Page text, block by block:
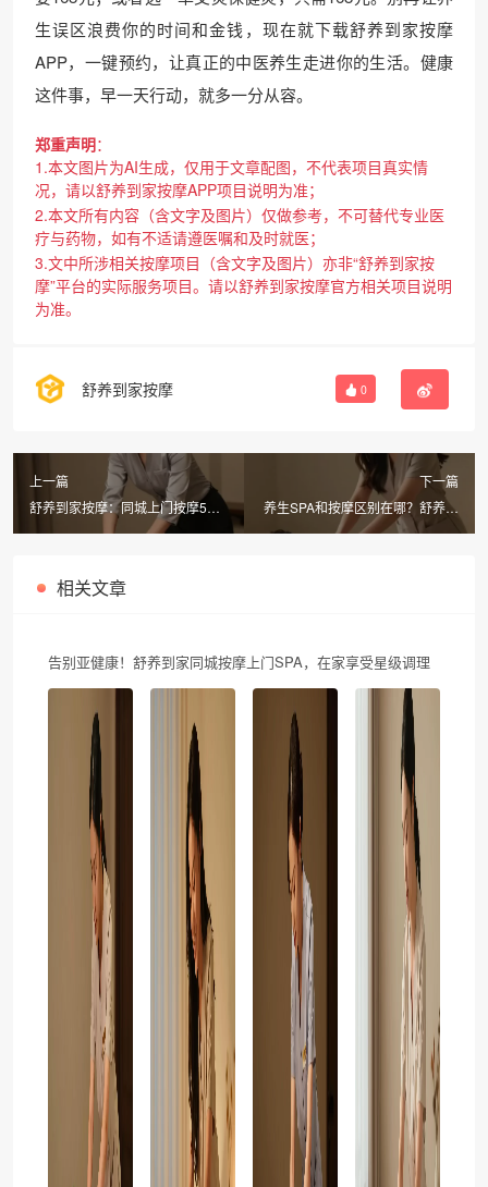
生误区浪费你的时间和金钱，现在就下载舒养到家按摩
APP，一键预约，让真正的中医养生走进你的生活。健康
这件事，早一天行动，就多一分从容。
郑重声明：
1.本文图片为AI生成，仅用于文章配图，不代表项目真实情
况，请以舒养到家按摩APP项目说明为准；
2.本文所有内容（含文字及图片）仅做参考，不可替代专业医
疗与药物，如有不适请遵医嘱和及时就医；
3.文中所涉相关按摩项目（含文字及图片）亦非“舒养到家按
摩”平台的实际服务项目。请以舒养到家按摩官方相关项目说明
为准。
舒养到家按摩 0
上一篇
舒养到家按摩：同城上门按摩5大
项目，30分钟到家，躺着享受！
下一篇
养生SPA和按摩区别在哪？舒养到
家按摩同城上门体验对比
相关文章
告别亚健康！舒养到家同城按摩上门SPA，在家享受星级调理